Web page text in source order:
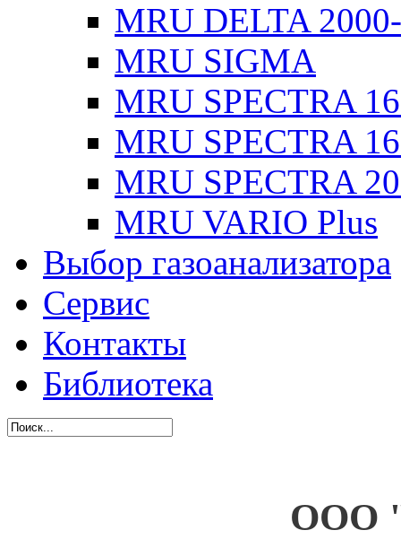
MRU DELTA
MRU SIGMA
MRU SPECTRA
MRU SPECTRA
MRU SPECTRA
MRU VARIO Plus
Выбор газоанализатора
Сервис
Контакты
Библиотека
ООО